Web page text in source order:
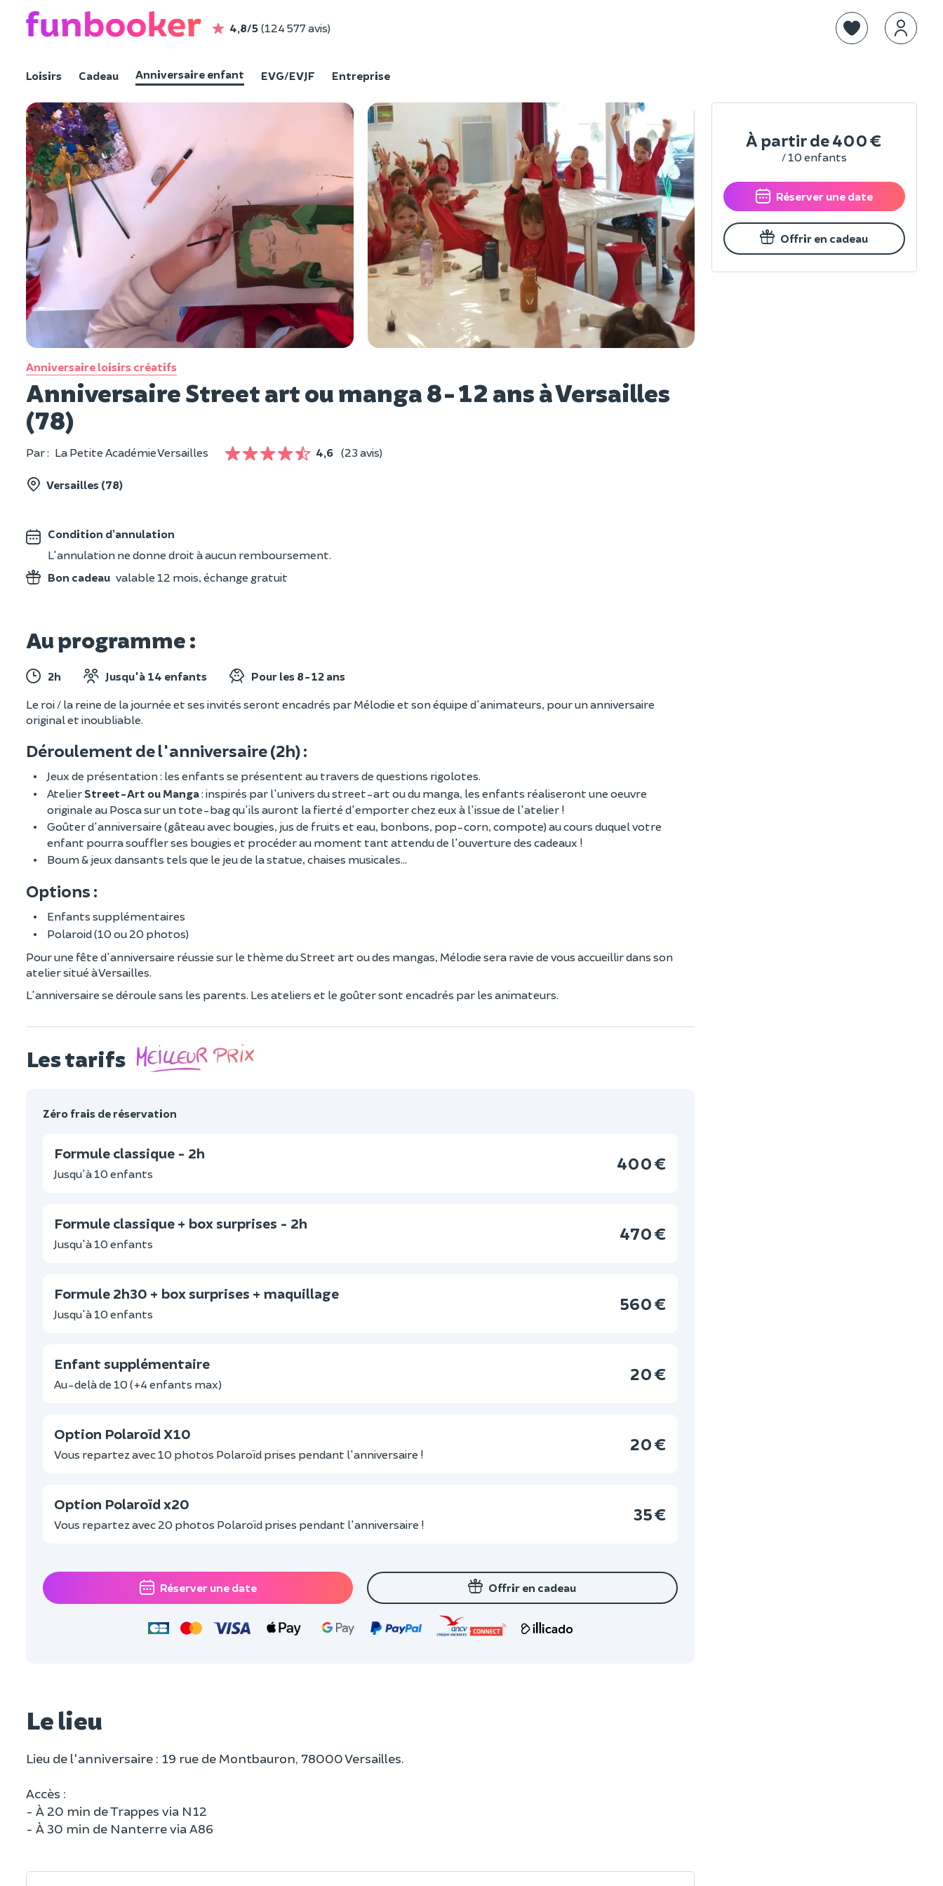
4,8/5 (124 577 avis)
Loisirs Cadeau Anniversaire enfant EVG/EVJF Entreprise
Voir les photos
Anniversaire loisirs créatifs
Anniversaire Street art ou manga 8-12 ans à Versailles
(78)
Par : La Petite Académie Versailles 4,6 (23 avis)
Versailles (78)
Condition d’annulation
L'annulation ne donne droit à aucun remboursement.
Bon cadeau valable 12 mois, échange gratuit
Au programme :
2h Jusqu'à 14 enfants Pour les 8-12 ans
Le roi / la reine de la journée et ses invités seront encadrés par Mélodie et son équipe d'animateurs, pour un anniversaire
original et inoubliable.
Déroulement de l'anniversaire (2h) :
Jeux de présentation : les enfants se présentent au travers de questions rigolotes.
Atelier Street-Art ou Manga: inspirés par l'univers du street-art ou du manga, les enfants réaliseront une oeuvre
originale au Posca sur un tote-bag qu'ils auront la fierté d'emporter chez eux à l'issue de l'atelier !
Goûter d'anniversaire (gâteau avec bougies, jus de fruits et eau, bonbons, pop-corn, compote) au cours duquel votre
enfant pourra souffler ses bougies et procéder au moment tant attendu de l'ouverture des cadeaux !
Boum & jeux dansants tels que le jeu de la statue, chaises musicales...
Options :
Enfants supplémentaires
Polaroid (10 ou 20 photos)
Pour une fête d'anniversaire réussie sur le thème du Street art ou des mangas, Mélodie sera ravie de vous accueillir dans son
atelier situé à Versailles.
L'anniversaire se déroule sans les parents. Les ateliers et le goûter sont encadrés par les animateurs.
Les tarifs
Zéro frais de réservation
Formule classique - 2h
Jusqu'à 10 enfants
400 €
Formule classique + box surprises - 2h
Jusqu'à 10 enfants
470 €
Formule 2h30 + box surprises + maquillage
Jusqu'à 10 enfants
560 €
Enfant supplémentaire
Au-delà de 10 (+4 enfants max)
20 €
Option Polaroïd X10
Vous repartez avec 10 photos Polaroïd prises pendant l'anniversaire !
20 €
Option Polaroïd x20
Vous repartez avec 20 photos Polaroïd prises pendant l'anniversaire !
35 €
Réserver une date Offrir en cadeau
Le lieu
Lieu de l'anniversaire : 19 rue de Montbauron, 78000 Versailles.
Accès :
- À 20 min de Trappes via N12
- À 30 min de Nanterre via A86
À partir de400 €
/ 10 enfants
Réserver une date
Offrir en cadeau